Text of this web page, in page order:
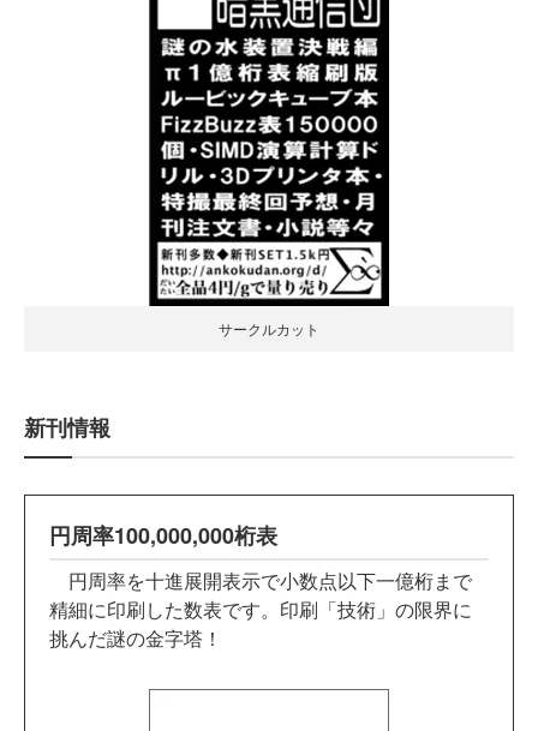
サークルカット
新刊情報
円周率100,000,000桁表
円周率を十進展開表示で小数点以下一億桁まで
精細に印刷した数表です。印刷「技術」の限界に
挑んだ謎の金字塔！